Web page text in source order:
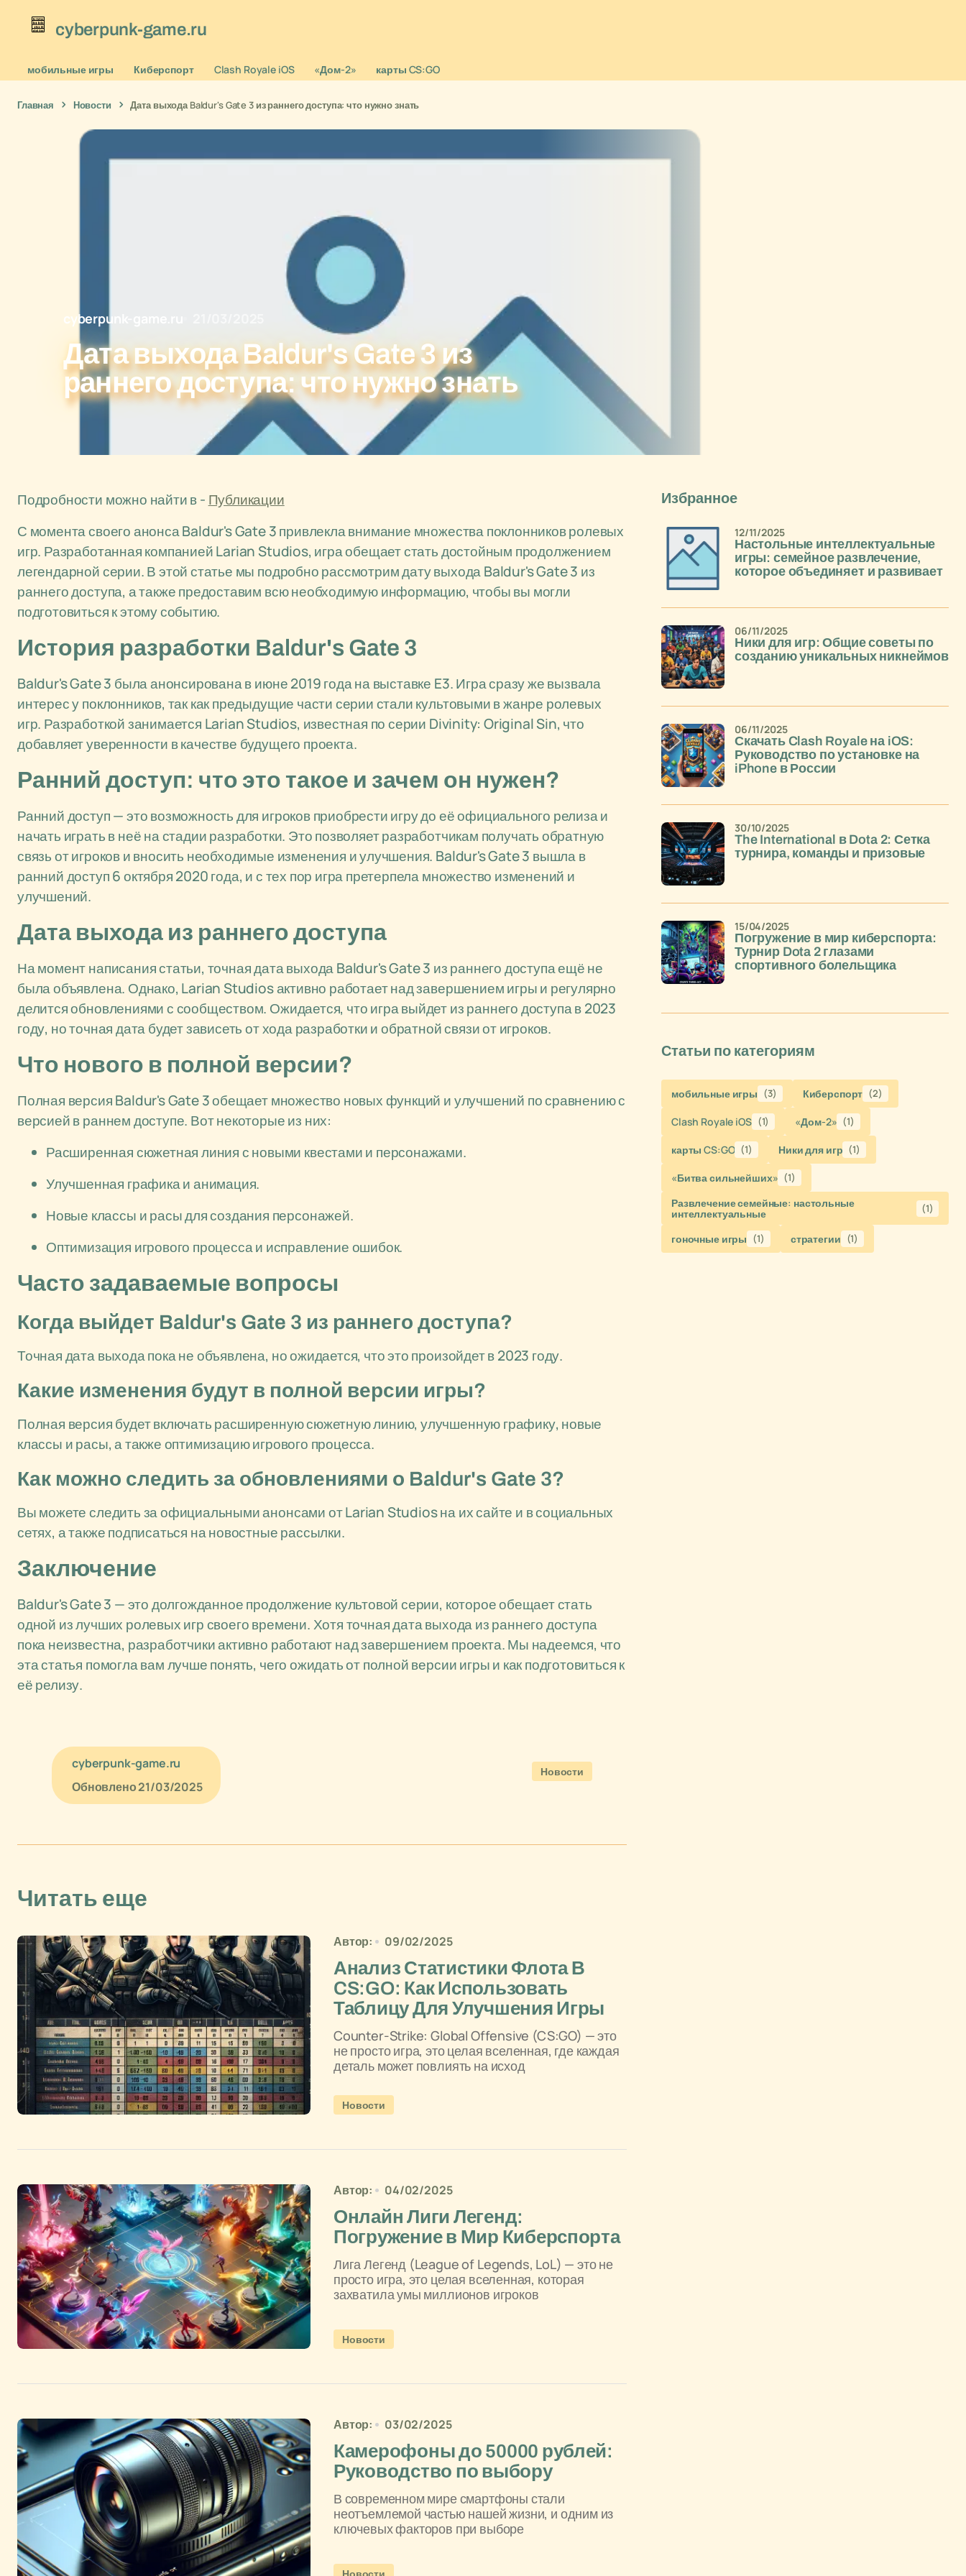
cyberpunk-game.ru
мобильные игры Киберспорт Clash Royale iOS «Дом-2» карты CS:GO
Главная Новости Дата выхода Baldur's Gate 3 из раннего доступа: что нужно знать
cyberpunk-game.ru
Дата выхода Baldur's Gate 3 из
раннего доступа: что нужно знать
Подробности можно найти в - Публикации
С момента своего анонса Baldur's Gate 3 привлекла внимание множества поклонников ролевых
игр. Разработанная компанией Larian Studios, игра обещает стать достойным продолжением
легендарной серии. В этой статье мы подробно рассмотрим дату выхода Baldur's Gate 3 из
раннего доступа, а также предоставим всю необходимую информацию, чтобы вы могли
подготовиться к этому событию.
История разработки Baldur's Gate 3
Baldur's Gate 3 была анонсирована в июне 2019 года на выставке E3. Игра сразу же вызвала
интерес у поклонников, так как предыдущие части серии стали культовыми в жанре ролевых
игр. Разработкой занимается Larian Studios, известная по серии Divinity: Original Sin, что
добавляет уверенности в качестве будущего проекта.
Ранний доступ: что это такое и зачем он нужен?
Ранний доступ — это возможность для игроков приобрести игру до её официального релиза и
начать играть в неё на стадии разработки. Это позволяет разработчикам получать обратную
связь от игроков и вносить необходимые изменения и улучшения. Baldur's Gate 3 вышла в
ранний доступ 6 октября 2020 года, и с тех пор игра претерпела множество изменений и
улучшений.
Дата выхода из раннего доступа
На момент написания статьи, точная дата выхода Baldur's Gate 3 из раннего доступа ещё не
была объявлена. Однако, Larian Studios активно работает над завершением игры и регулярно
делится обновлениями с сообществом. Ожидается, что игра выйдет из раннего доступа в 2023
году, но точная дата будет зависеть от хода разработки и обратной связи от игроков.
Что нового в полной версии?
Полная версия Baldur's Gate 3 обещает множество новых функций и улучшений по сравнению с
версией в раннем доступе. Вот некоторые из них:
Расширенная сюжетная линия с новыми квестами и персонажами.
Улучшенная графика и анимация.
Новые классы и расы для создания персонажей.
Оптимизация игрового процесса и исправление ошибок.
Часто задаваемые вопросы
Когда выйдет Baldur's Gate 3 из раннего доступа?
Точная дата выхода пока не объявлена, но ожидается, что это произойдет в 2023 году.
Какие изменения будут в полной версии игры?
Полная версия будет включать расширенную сюжетную линию, улучшенную графику, новые
классы и расы, а также оптимизацию игрового процесса.
Как можно следить за обновлениями о Baldur's Gate 3?
Вы можете следить за официальными анонсами от Larian Studios на их сайте и в социальных
сетях, а также подписаться на новостные рассылки.
Заключение
Baldur's Gate 3 — это долгожданное продолжение культовой серии, которое обещает стать
одной из лучших ролевых игр своего времени. Хотя точная дата выхода из раннего доступа
пока неизвестна, разработчики активно работают над завершением проекта. Мы надеемся, что
эта статья помогла вам лучше понять, чего ожидать от полной версии игры и как подготовиться к
её релизу.
cyberpunk-game.ru
Обновлено21/03/2025
Новости
Читать еще
Автор: 09/02/2025
Анализ Статистики Флота В
CS:GO: Как Использовать
Таблицу Для Улучшения Игры
Counter-Strike: Global Offensive (CS:GO) — это
не просто игра, это целая вселенная, где каждая
деталь может повлиять на исход
Новости
Автор: 04/02/2025
Онлайн Лиги Легенд:
Погружение в Мир Киберспорта
Лига Легенд (League of Legends, LoL) — это не
просто игра, это целая вселенная, которая
захватила умы миллионов игроков
Новости
Автор: 03/02/2025
Камерофоны до 50000 рублей:
Руководство по выбору
В современном мире смартфоны стали
неотъемлемой частью нашей жизни, и одним из
ключевых факторов при выборе
Избранное
Настольные интеллектуальные
игры: семейное развлечение,
которое объединяет и развивает
12/11/2025
Ники для игр: Общие советы по
созданию уникальных никнеймов
06/11/2025
Скачать Clash Royale на iOS:
Руководство по установке на
iPhone в России
06/11/2025
The International в Dota 2: Сетка
турнира, команды и призовые
30/10/2025
Погружение в мир киберспорта:
Турнир Dota 2 глазами
спортивного болельщика
15/04/2025
Статьи по категориям
мобильные игры (3) Киберспорт (2)
Clash Royale iOS (1) «Дом-2» (1)
карты CS:GO (1) Ники для игр (1)
«Битва сильнейших» (1)
Развлечение семейные: настольные
интеллектуальные (1)
гоночные игры (1) стратегии (1)